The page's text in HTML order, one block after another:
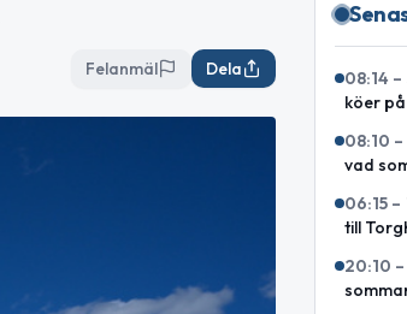
Felanmäl Dela 08:14 –
köer
08:10 –
vad
06:15 –
till
20:10 –